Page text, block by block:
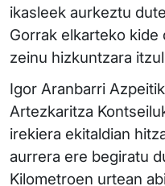
ikasleek aurkeztu
Gorrak elkarteko kide
zeinu hizkuntzara
Igor Aranbarri
Artezkaritza
irekiera ekitaldian
aurrera ere begiratu
Kilometroen urtean